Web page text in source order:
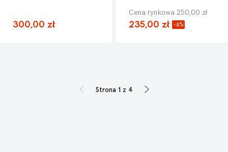
300,00 zł
Cena rynkowa 250,00 zł
235,00 zł -6%
Strona 1 z 4